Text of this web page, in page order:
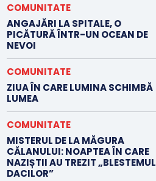
COMUNITATE
ANGAJĂRI LA SPITALE, O
PICĂTURĂ ÎNTR-UN OCEAN DE
NEVOI
COMUNITATE
ZIUA ÎN CARE LUMINA SCHIMBĂ
LUMEA
COMUNITATE
MISTERUL DE LA MĂGURA
CĂLANULUI: NOAPTEA ÎN CARE
NAZIȘTII AU TREZIT „BLESTEMUL
DACILOR”